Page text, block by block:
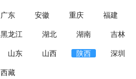
广东 安徽 重庆 福建
黑龙江 湖北 湖南 吉林
山东 山西 陕西 深圳
西藏